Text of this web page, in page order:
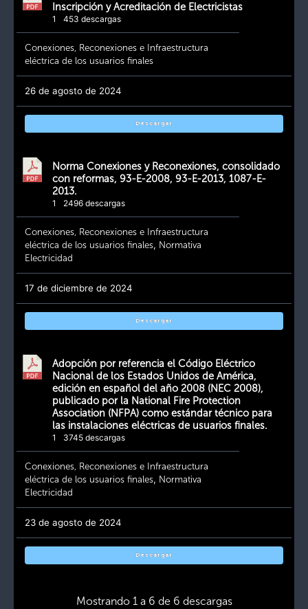
Inscripción y Acreditación de Electricistas
1 453 descargas
Conexiones, Reconexiones e Infraestructura
eléctrica de los usuarios finales
26 de agosto de 2024
Descargar
Norma Conexiones y Reconexiones, consolidado
con reformas, 93-E-2008, 93-E-2013, 1087-E-
2013.
1 2496 descargas
Conexiones, Reconexiones e Infraestructura
eléctrica de los usuarios finales, Normativa
Electricidad
17 de diciembre de 2024
Descargar
Adopción por referencia el Código Eléctrico
Nacional de los Estados Unidos de América,
edición en español del año 2008 (NEC 2008),
publicado por la National Fire Protection
Association (NFPA) como estándar técnico para
las instalaciones eléctricas de usuarios finales.
1 3745 descargas
Conexiones, Reconexiones e Infraestructura
eléctrica de los usuarios finales, Normativa
Electricidad
23 de agosto de 2024
Descargar
Mostrando 1 a 6 de 6 descargas